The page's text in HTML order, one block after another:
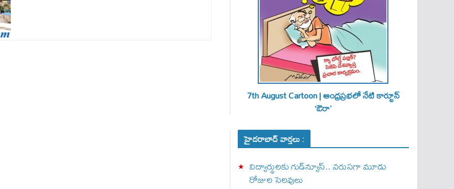
7th August Cartoon | ఆంధ్రప్రభలో నేటి కార్టూన్
‘ఔరా’
హైదరాబాద్ వార్తలు :
విద్యార్థులకు గుడ్‌న్యూస్.. వరుసగా మూడు
రోజుల సెలవులు